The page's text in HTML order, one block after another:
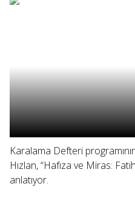
Karalama Defteri
Hızlan, “Hafıza ve Miras:
anlatıyor.